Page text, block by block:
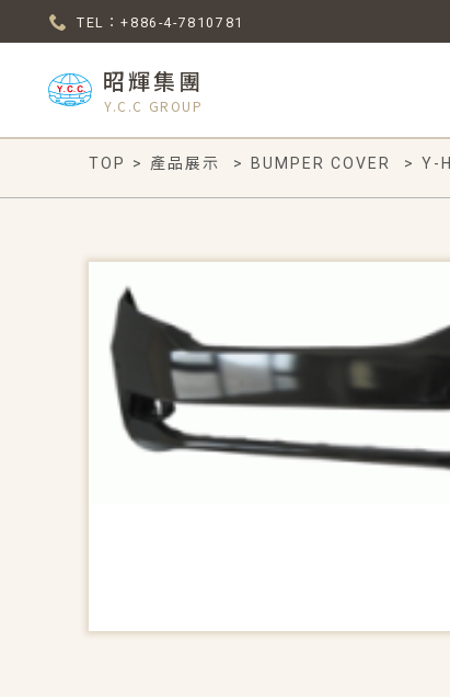
TEL：+886-4-7810781
昭輝集團
Y.C.C GROUP
TOP > 產品展示 > BUMPER COVER > Y-